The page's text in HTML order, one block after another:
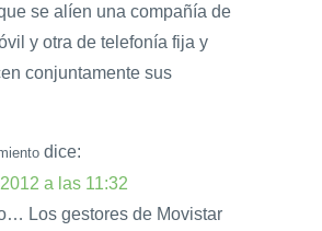
se alíen una compañía de
y otra de telefonía fija y
conjuntamente sus
dice:
a las 11:32
Los gestores de Movistar